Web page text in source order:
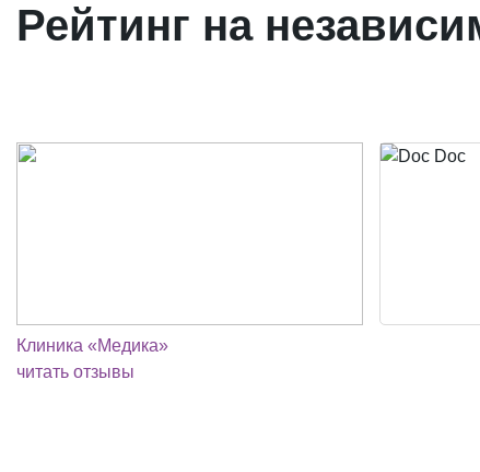
Рейтинг на
Клиника «Медика»
читать отзывы